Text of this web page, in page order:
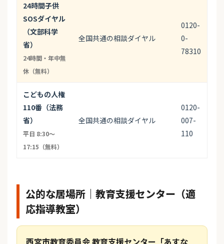
24時間子供
SOSダイヤル
（文部科学
省）
24時間・年中無
休（無料）
全国共通の相談ダイヤル
0120-
0-
78310
こどもの人権
110番（法務
省）
平日 8:30〜
17:15（無料）
全国共通の相談ダイヤル
0120-
007-
110
公的な居場所｜教育支援センター（適
応指導教室）